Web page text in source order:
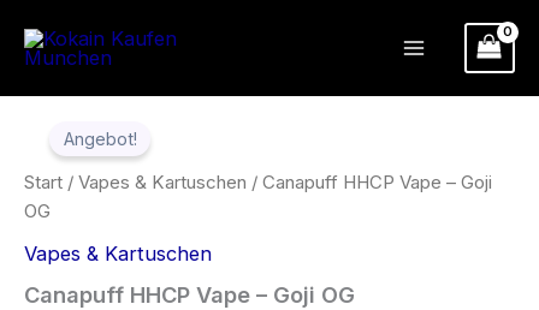
Inhalt
Angebot!
Start / Vapes & Kartuschen / Canapuff HHCP Vape – Goji
OG
Vapes & Kartuschen
Canapuff HHCP Vape – Goji OG
Preis
€34.99
Preis
HHCP
Vape
–
Goji
Menge